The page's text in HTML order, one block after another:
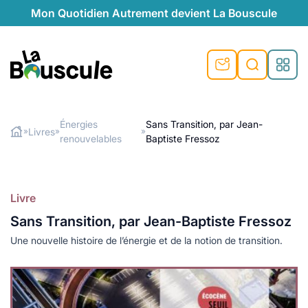
Mon Quotidien Autrement devient La Bouscule
au naturel
végétariennes
locales
plus de recyclage
naturelle
naturel
de recyclage
témoignages
saison
responsables
Rechercher
»Livres»
Énergies
renouvelables
»
Sans Transition, par Jean-
Baptiste Fressoz
Livre
Sans Transition, par Jean-Baptiste Fressoz
Une nouvelle histoire de l’énergie et de la notion de transition.